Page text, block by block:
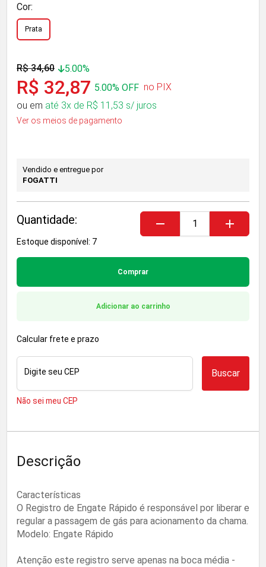
Cor:
Prata
R$ 34,60 5.00%
R$ 32,87 5.00% OFF no PIX
ou em até 3x de R$ 11,53 s/ juros
Ver os meios de pagamento
Vendido e entregue por
FOGATTI
Quantidade: remove add
Estoque disponível: 7
Comprar
Adicionar ao carrinho
Calcular frete e prazo
Digite seu CEP Buscar
Não sei meu CEP
Descrição
Características
O Registro de Engate Rápido é responsável por liberar e
regular a passagem de gás para acionamento da chama.
Modelo: Engate Rápido
Atenção este registro serve apenas na boca média -